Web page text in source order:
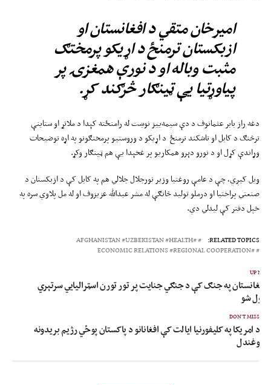
امیرخان متقي د افغانستان او
ازبکستان ترمنځ د اړیکو پرمختګ
مثبت وباله او د نورې همغزۍ پر
پیاوړتیا یې ټینګار څرګند کړ.
دغه راز بابر عثمانوف د دې سیمه‌ییز نوښت له رامنځته کېدا د ملاتړ او ستاینې
ترڅنګ د کابل او تاشکند ترمنځ د اړیکو د وروستیو پرمختګونو په اړه توضیحات
وړاندې کړل او د نورو دېرو همکاریو پر غخېدا یې هم ټینګار وکړ.
ویل کیږي، چې د عامې روغتیا وزیر نورجلال جلالي هم په کابل کې د ازبکستان د
صنعتي پراختیا او درملو تولید څانګې له مشر عبدالله عزیزوف او له مل پلاوي سره په
خپل دفتر کې لیدلي دي.
RELATED TOPICS:
#AFGHANISTAN #UZBEKISTAN #HEALTH
#ECONOMIC RELATIONS #REGIONAL COOPERATION
UP
افغانستان په جنګ کې د جنګي جنایت پر تور تورن اسټرالیایي سرتېري
شو
DON'T MISS
د امریکا په کليفورنيا ایالت کې افغانانو د پاکستان پوځي رژیم بريدونه
وغندل